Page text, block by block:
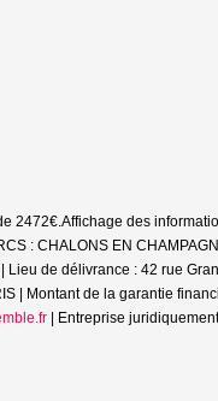
2472€.Affichage des
: CHALONS EN
de délivrance : 42 rue
| Montant de la garantie
Entreprise